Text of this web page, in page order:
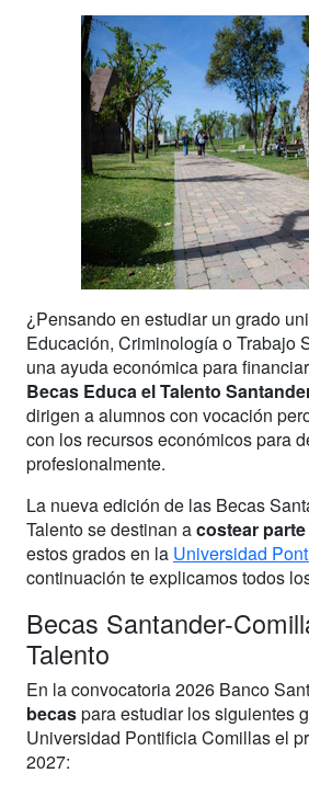
¿Pensando en estudiar un grado
Educación, Criminología o Trabajo
una ayuda económica para
Becas Educa el Talento
dirigen a alumnos con vocación
con los recursos económicos para
profesionalmente.
La nueva edición de las Becas
Talento se destinan acostear
estos grados en la Universidad
continuación te explicamos todos
Becas Santander-
Talento
En la convocatoria 2026 Banco
becaspara estudiar los siguientes
Universidad Pontificia Comillas el
2027: